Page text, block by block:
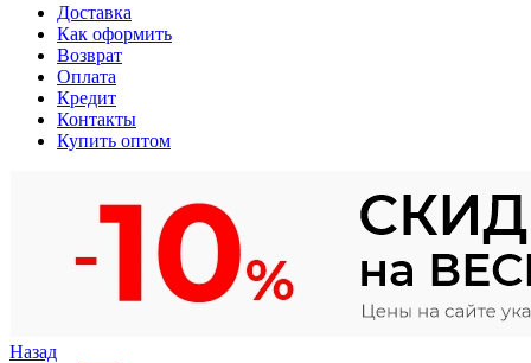
Доставка
Как оформить
Возврат
Оплата
Кредит
Контакты
Купить оптом
Назад